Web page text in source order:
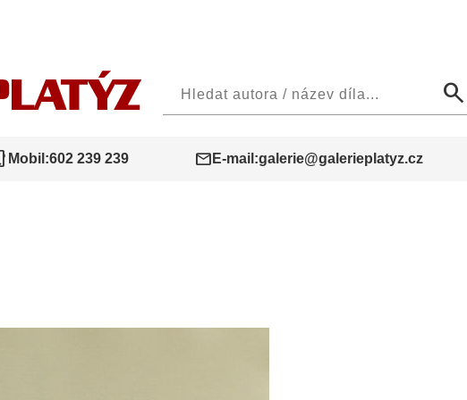
search
Mobil:602 239 239 mail E-mail:galerie@galerieplatyz.cz